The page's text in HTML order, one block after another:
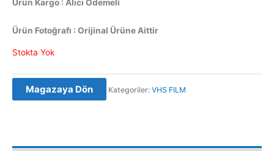
Ürün Kargo : Alıcı Ödemeli
Ürün Fotoğrafı : Orijinal Ürüne Aittir
Stokta Yok
Magazaya Dön Kategoriler: VHS FILM